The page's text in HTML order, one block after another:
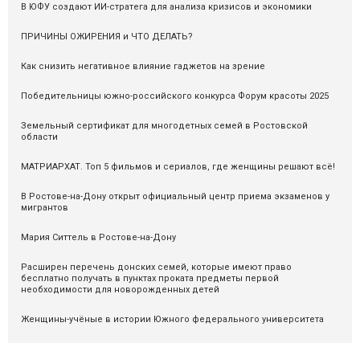
В ЮФУ создают ИИ-стратега для анализа кризисов и экономики
ПРИЧИНЫ ОЖИРЕНИЯ и ЧТО ДЕЛАТЬ?
Как снизить негативное влияние гаджетов на зрение
Победительницы южно-российского конкурса Форум красоты 2025
Земельный сертификат для многодетных семей в Ростовской
области
МАТРИАРХАТ. Топ 5 фильмов и сериалов, где женщины решают всё!
В Ростове-на-Дону открыт официальный центр приема экзаменов у
мигрантов
Мария Ситтель в Ростове-на-Дону
Расширен перечень донских семей, которые имеют право
бесплатно получать в пунктах проката предметы первой
необходимости для новорожденных детей
Женщины-учёные в истории Южного федерального университета